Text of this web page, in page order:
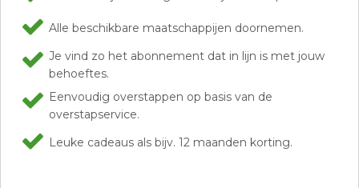
Alle beschikbare maatschappijen doornemen.
Je vind zo het abonnement dat in lijn is met jouw
behoeftes.
Eenvoudig overstappen op basis van de
overstapservice.
Leuke cadeaus als bijv. 12 maanden korting.